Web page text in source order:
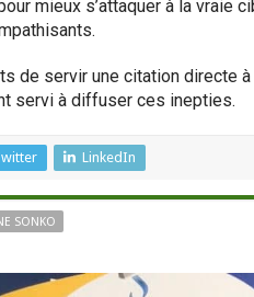
mieux s’attaquer à la vraie
de servir une citation directe
servi à diffuser ces inepties.
LinkedIn
SONKO